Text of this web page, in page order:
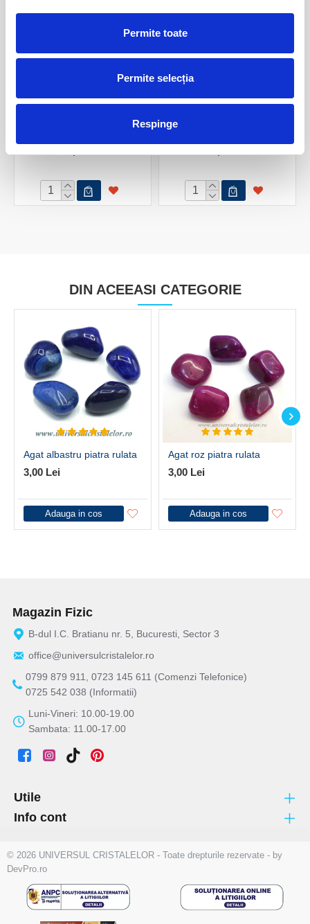
Permite toate
Permite selecția
Respinge
DIN ACEEASI CATEGORIE
Agat albastru piatra rulata
3,00 Lei
Adauga in cos
Agat roz piatra rulata
3,00 Lei
Adauga in cos
Magazin Fizic
B-dul I.C. Bratianu nr. 5, Bucuresti, Sector 3
office@universulcristalelor.ro
0799 879 911, 0723 145 611 (Comenzi Telefonice)
0725 542 038 (Informatii)
Luni-Vineri: 10.00-19.00
Sambata: 11.00-17.00
Utile
Info cont
© 2026 UNIVERSUL CRISTALELOR - Toate drepturile rezervate - by
DevPro.ro